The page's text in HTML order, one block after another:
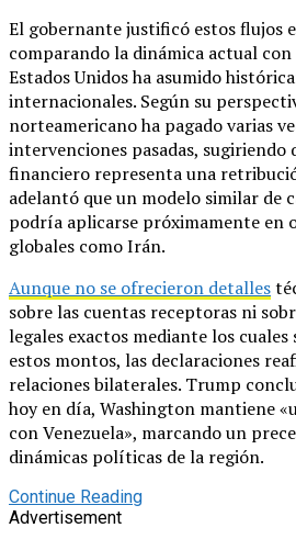
El gobernante justificó estos flujos
comparando la dinámica actual con
Estados Unidos ha asumido
internacionales. Según su
norteamericano ha pagado varias
intervenciones pasadas, sugiriendo
financiero representa una
adelantó que un modelo similar de
podría aplicarse próximamente en
globales como Irán.
Aunque no se ofrecieron detalles
sobre las cuentas receptoras ni
legales exactos mediante los
estos montos, las declaraciones
relaciones bilaterales. Trump
hoy en día, Washington mantiene
con Venezuela», marcando un
dinámicas políticas de la región.
Continue Reading
Advertisement